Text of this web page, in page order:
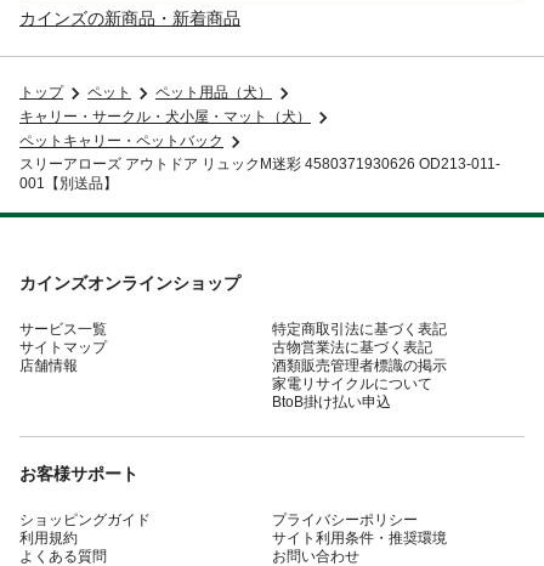
カインズの新商品・新着商品
トップ ペット
ペット用品（犬）
キャリー・サークル・犬小屋・マット（犬）
ペットキャリー・ペットバック
スリーアローズ アウトドア リュックM迷彩 4580371930626 OD213-011-
001【別送品】
カインズオンラインショップ
サービス一覧
サイトマップ
店舗情報
特定商取引法に基づく表記
古物営業法に基づく表記
酒類販売管理者標識の掲示
家電リサイクルについて
BtoB掛け払い申込
お客様サポート
ショッピングガイド
利用規約
よくある質問
プライバシーポリシー
サイト利用条件・推奨環境
お問い合わせ